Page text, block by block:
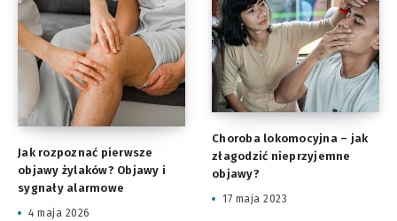
Jak rozpoznać pierwsze
objawy żylaków? Objawy i
sygnały alarmowe
4 maja 2026
Choroba lokomocyjna – jak
złagodzić nieprzyjemne
objawy?
17 maja 2023